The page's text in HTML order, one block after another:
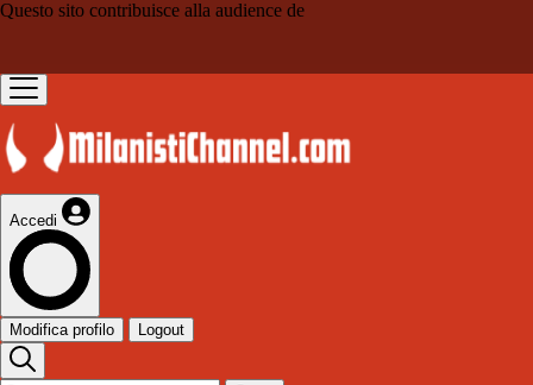
Questo sito contribuisce alla audience de
Accedi
Modifica profilo Logout